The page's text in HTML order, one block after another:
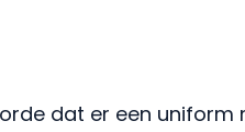
dat er een